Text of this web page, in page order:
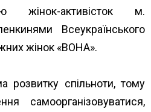
жінок-активісток м.
Всеукраїнського
жінок «ВОНА».
розвитку спільноти, тому
самоорганізовуватися,